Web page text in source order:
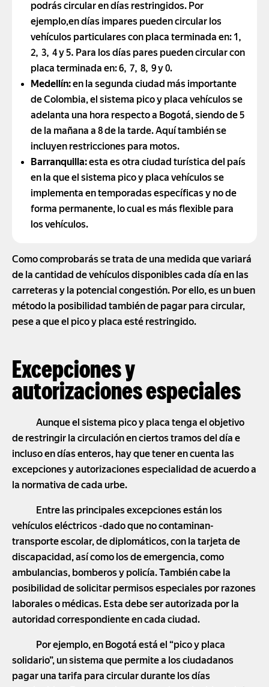
podrás circular en días restringidos. Por
ejemplo,en días impares pueden circular los
vehículos particulares con placa terminada en: 1,
2, 3, 4 y 5. Para los días pares pueden circular con
placa terminada en: 6, 7, 8, 9 y 0.
Medellín:en la segunda ciudad más importante
de Colombia, el sistema pico y placa vehículos se
adelanta una hora respecto a Bogotá, siendo de 5
de la mañana a 8 de la tarde. Aquí también se
incluyen restricciones para motos.
Barranquilla:esta es otra ciudad turística del país
en la que el sistema pico y placa vehículos se
implementa en temporadas específicas y no de
forma permanente, lo cual es más flexible para
los vehículos.
Como comprobarás se trata de una medida que variará
de la cantidad de vehículos disponibles cada día en las
carreteras y la potencial congestión. Por ello, es un buen
método la posibilidad también de pagar para circular,
pese a que el pico y placa esté restringido.
Excepciones y
autorizaciones especiales
Aunque el sistema pico y placa tenga el objetivo
de restringir la circulación en ciertos tramos del día e
incluso en días enteros, hay que tener en cuenta las
excepciones y autorizaciones especialidad de acuerdo a
la normativa de cada urbe.
Entre las principales excepciones están los
vehículos eléctricos -dado que no contaminan-
transporte escolar, de diplomáticos, con la tarjeta de
discapacidad, así como los de emergencia, como
ambulancias, bomberos y policía. También cabe la
posibilidad de solicitar permisos especiales por razones
laborales o médicas. Esta debe ser autorizada por la
autoridad correspondiente en cada ciudad.
Por ejemplo, en Bogotá está el “pico y placa
solidario”, un sistema que permite a los ciudadanos
pagar una tarifa para circular durante los días